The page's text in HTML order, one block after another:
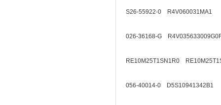
S26-55922-0 R4V060031MA1
026-36168-G
RE10M25T1SN1R0
056-40014-0 D5S10941342B1